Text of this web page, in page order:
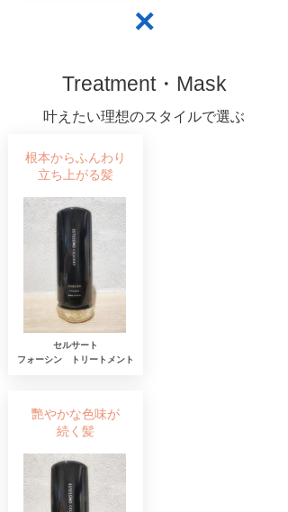
Treatment・Mask
​叶えたい理想のスタイルで選ぶ
根本からふんわり
​立ち上がる髪
セルサート
​フォーシン トリートメント
艷やかな色味が
続く髪
×